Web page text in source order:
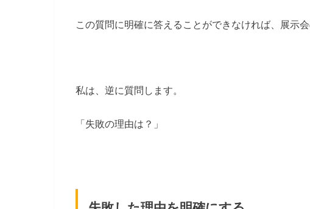
この質問に明確に答えることができなければ、展示
私は、逆に質問します。
「失敗の理由は？」